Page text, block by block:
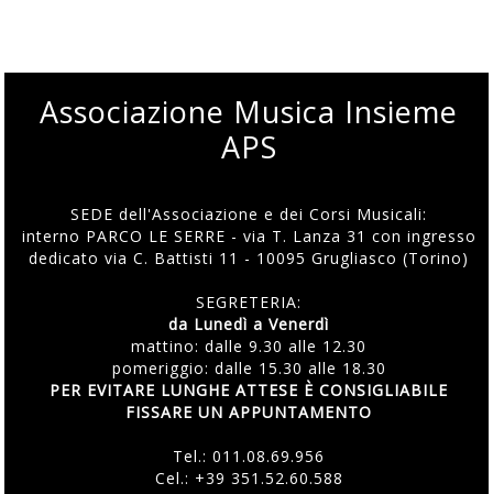
Associazione Musica Insieme
APS
SEDE dell'Associazione e dei Corsi Musicali:
interno PARCO LE SERRE - via T. Lanza 31 con ingresso
dedicato via C. Battisti 11 - 10095 Grugliasco (Torino)
SEGRETERIA:
da Lunedì a Venerdì
mattino: dalle 9.30 alle 12.30
pomeriggio: dalle 15.30 alle 18.30
PER EVITARE LUNGHE ATTESE È CONSIGLIABILE
FISSARE UN APPUNTAMENTO
Tel.:011.08.69.956
Cel.: +39 351.52.60.588